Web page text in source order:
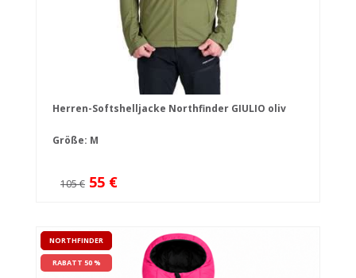
Herren-Softshelljacke Northfinder GIULIO oliv
Größe: M
105 € 55 €
NORTHFINDER
RABATT 50 %